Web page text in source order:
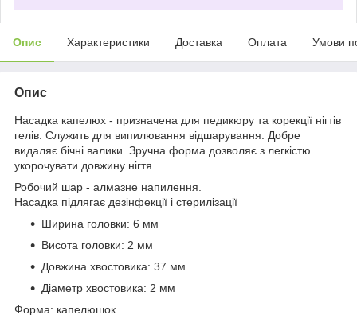
Опис Характеристики Доставка Оплата Умови
Опис
Насадка капелюх - призначена для педикюру та корекції нігтів
гелів. Служить для випилювання відшарування. Добре
видаляє бічні валики. Зручна форма дозволяє з легкістю
укорочувати довжину нігтя.
Робочий шар - алмазне напилення.
Насадка підлягає дезінфекції і стерилізації
Ширина головки: 6 мм
Висота головки: 2 мм
Довжина хвостовика: 37 мм
Діаметр хвостовика: 2 мм
Форма: капелюшок